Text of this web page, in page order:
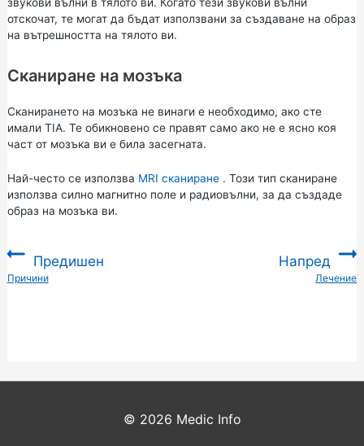
звукови вълни в тялото ви. Когато тези звукови вълни
отскочат, те могат да бъдат използвани за създаване на образ
на вътрешността на тялото ви.
Сканиране на мозъка
Сканирането на мозъка не винаги е необходимо, ако сте
имали TIA. Те обикновено се правят само ако не е ясно коя
част от мозъка ви е била засегната.
Най-често се използва MRI сканиране. Този тип сканиране
използва силно магнитно поле и радиовълни, за да създаде
образ на мозъка ви.
Предишен
:Причини
Напред
Лечение
© 2026 Medic Info